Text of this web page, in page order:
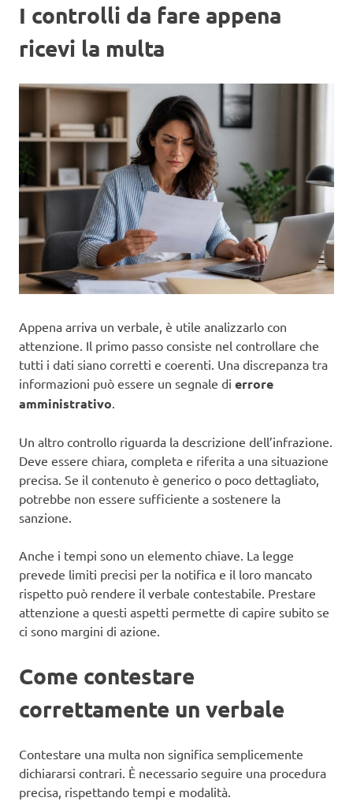
I controlli da fare appena
ricevi la multa
Appena arriva un verbale, è utile analizzarlo con
attenzione. Il primo passo consiste nel controllare che
tutti i dati siano corretti e coerenti. Una discrepanza tra
informazioni può essere un segnale di errore
amministrativo
Un altro controllo riguarda la descrizione dell’infrazione.
Deve essere chiara, completa e riferita a una situazione
precisa. Se il contenuto è generico o poco dettagliato,
potrebbe non essere sufficiente a sostenere la
sanzione.
Anche i tempi sono un elemento chiave. La legge
prevede limiti precisi per la notifica e il loro mancato
rispetto può rendere il verbale contestabile. Prestare
attenzione a questi aspetti permette di capire subito se
ci sono margini di azione.
Come contestare
correttamente un verbale
Contestare una multa non significa semplicemente
dichiararsi contrari. È necessario seguire una procedura
precisa, rispettando tempi e modalità.